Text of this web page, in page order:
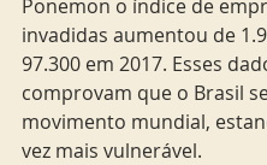
Ponemon o índice de
invadidas aumentou de
97.300 em 2017. Esses
comprovam que o Brasil
movimento mundial,
vez mais vulnerável.